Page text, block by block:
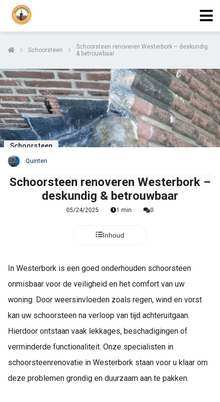
Schoorsteen
Schoorsteen renoveren Westerbork – deskundig
& betrouwbaar
Schoorsteen
Quinten
Schoorsteen renoveren Westerbork –
deskundig & betrouwbaar
05/24/2025 1 min 0
Inhoud
In Westerbork is een goed onderhouden schoorsteen
onmisbaar voor de veiligheid en het comfort van uw
woning. Door weersinvloeden zoals regen, wind en vorst
kan uw schoorsteen na verloop van tijd achteruitgaan.
Hierdoor ontstaan vaak lekkages, beschadigingen of
verminderde functionaliteit. Onze specialisten in
schoorsteenrenovatie in Westerbork staan voor u klaar om
deze problemen grondig en duurzaam aan te pakken.